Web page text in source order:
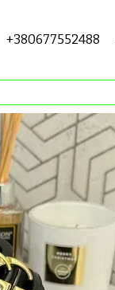
+380677552488